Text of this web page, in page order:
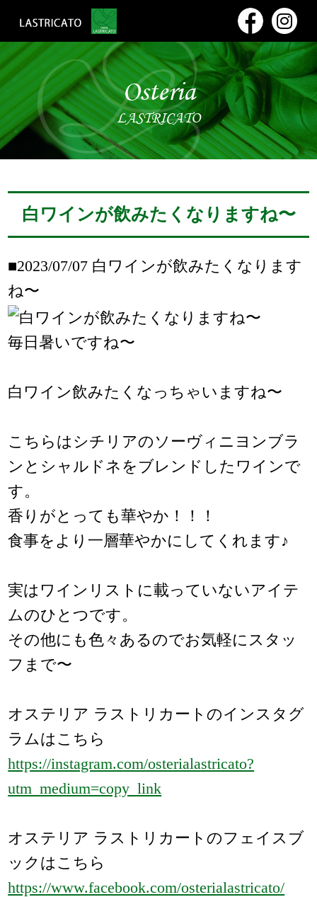
Osteria
LASTRICATO
白ワインが飲みたくなりますね〜
■2023/07/07 白ワインが飲みたくなります
ね〜
毎日暑いですね〜
白ワイン飲みたくなっちゃいますね〜
こちらはシチリアのソーヴィニヨンブラ
ンとシャルドネをブレンドしたワインで
す。
香りがとっても華やか！！！
食事をより一層華やかにしてくれます♪
実はワインリストに載っていないアイテ
ムのひとつです。
その他にも色々あるのでお気軽にスタッ
フまで〜
オステリア ラストリカートのインスタグ
ラムはこちら
https://instagram.com/osterialastricato?
utm_medium=copy_link
オステリア ラストリカートのフェイスブ
ックはこちら
https://www.facebook.com/osterialastricato/